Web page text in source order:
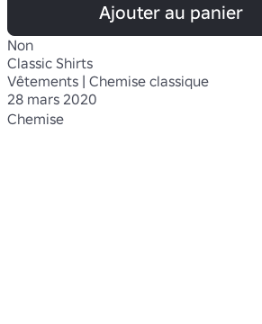
Ajouter au panier
Non
Classic Shirts
Vêtements | Chemise classique
28 mars 2020
Chemise